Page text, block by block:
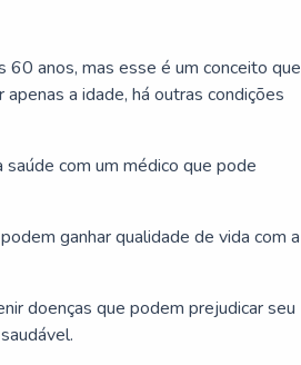
anos, mas esse é um conceito que
a idade, há outras condições
com um médico que pode
ganhar qualidade de vida com a
doenças que podem prejudicar seu